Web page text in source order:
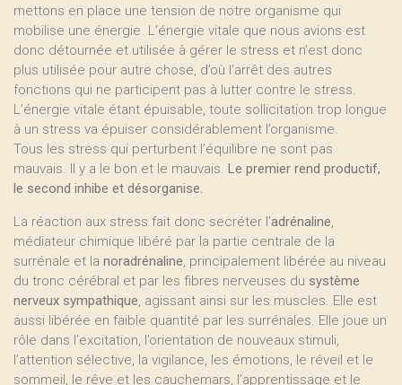
mettons en place une tension de notre organisme qui
mobilise une énergie. L’énergie vitale que nous avions est
donc détournée et utilisée à gérer le stress et n’est donc
plus utilisée pour autre chose, d’où l’arrêt des autres
fonctions qui ne participent pas à lutter contre le stress.
L’énergie vitale étant épuisable, toute sollicitation trop longue
à un stress va épuiser considérablement l’organisme.
Tous les stress qui perturbent l’équilibre ne sont pas
mauvais. Il y a le bon et le mauvais. Le premier rend productif,
le second inhibe et désorganise.
La réaction aux stress fait donc secréter l’adrénaline,
médiateur chimique libéré par la partie centrale de la
surrénale et la noradrénaline, principalement libérée au niveau
du tronc cérébral et par les fibres nerveuses du système
nerveux sympathique, agissant ainsi sur les muscles. Elle est
aussi libérée en faible quantité par les surrénales. Elle joue un
rôle dans l’excitation, l’orientation de nouveaux stimuli,
l’attention sélective, la vigilance, les émotions, le réveil et le
sommeil, le rêve et les cauchemars, l’apprentissage et le